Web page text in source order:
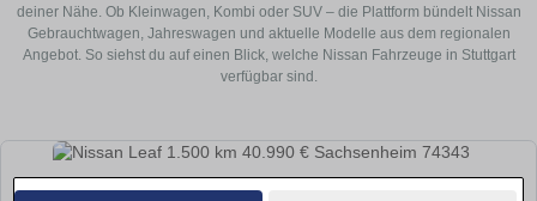
deiner Nähe. Ob Kleinwagen, Kombi oder SUV – die Plattform bündelt Nissan
Gebrauchtwagen, Jahreswagen und aktuelle Modelle aus dem regionalen
Angebot. So siehst du auf einen Blick, welche Nissan Fahrzeuge in Stuttgart
verfügbar sind.